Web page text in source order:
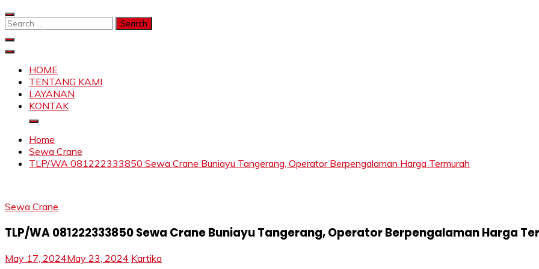
Skip
to
Search
HOME
TENTANG KAMI
LAYANAN
KONTAK
Home
Sewa Crane
TLP/WA 081222333850 Sewa Crane Buniayu Tangerang, Operator Berpengalaman Harga Termurah
Sewa Crane
TLP/WA 081222333850 Sewa Crane Buniayu Tangerang, Operator Berpengalaman Harga
May 17, 2024May 23, 2024 Kartika